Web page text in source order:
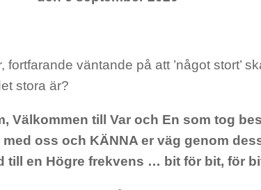
fortfarande väntande på att ’något stort’
stora är?
Välkommen till Var och En som tog
oss och KÄNNA er väg genom
till en Högre frekvens … bit för bit, för